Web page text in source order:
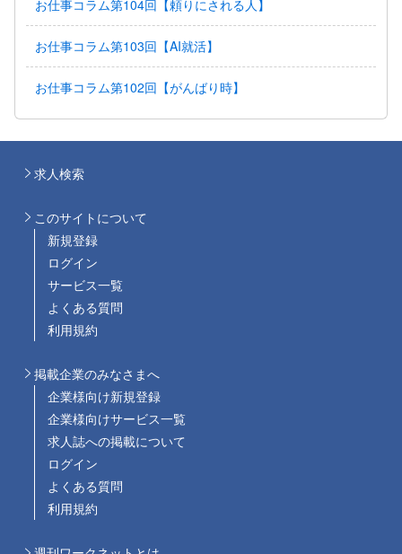
お仕事コラム第104回【頼りにされる人】
お仕事コラム第103回【AI就活】
お仕事コラム第102回【がんばり時】
求人検索
このサイトについて
新規登録
ログイン
サービス一覧
よくある質問
利用規約
掲載企業のみなさまへ
企業様向け新規登録
企業様向けサービス一覧
求人誌への掲載について
ログイン
よくある質問
利用規約